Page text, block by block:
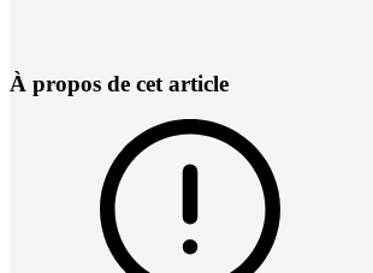
À propos de cet article